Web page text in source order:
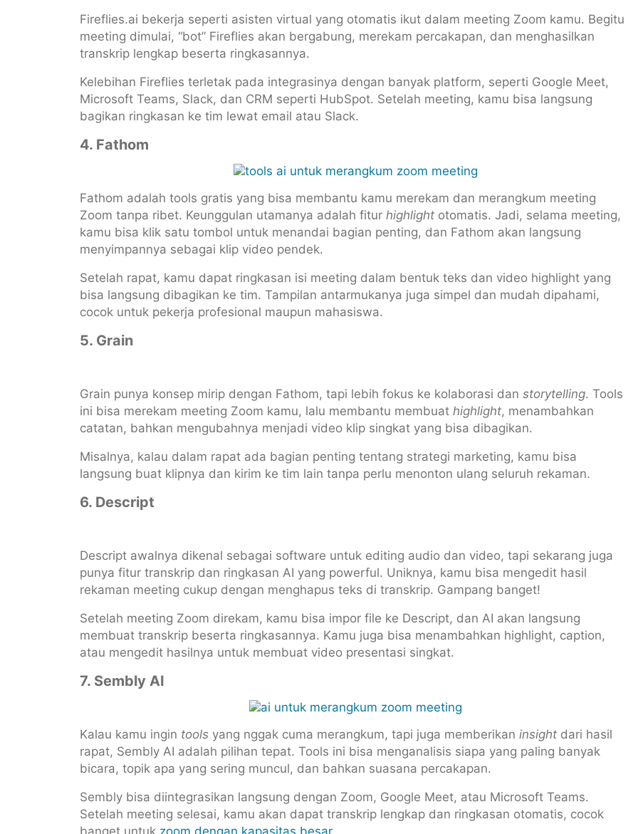
Fireflies.ai bekerja seperti asisten virtual yang otomatis ikut dalam meeting Zoom kamu. Begitu
meeting dimulai, “bot” Fireflies akan bergabung, merekam percakapan, dan menghasilkan
transkrip lengkap beserta ringkasannya.
Kelebihan Fireflies terletak pada integrasinya dengan banyak platform, seperti Google Meet,
Microsoft Teams, Slack, dan CRM seperti HubSpot. Setelah meeting, kamu bisa langsung
bagikan ringkasan ke tim lewat email atau Slack.
4. Fathom
Fathom adalah tools gratis yang bisa membantu kamu merekam dan merangkum meeting
Zoom tanpa ribet. Keunggulan utamanya adalah fitur highlight otomatis. Jadi, selama meeting,
kamu bisa klik satu tombol untuk menandai bagian penting, dan Fathom akan langsung
menyimpannya sebagai klip video pendek.
Setelah rapat, kamu dapat ringkasan isi meeting dalam bentuk teks dan video highlight yang
bisa langsung dibagikan ke tim. Tampilan antarmukanya juga simpel dan mudah dipahami,
cocok untuk pekerja profesional maupun mahasiswa.
5. Grain
Grain punya konsep mirip dengan Fathom, tapi lebih fokus ke kolaborasi dan storytelling. Tools
ini bisa merekam meeting Zoom kamu, lalu membantu membuat highlight, menambahkan
catatan, bahkan mengubahnya menjadi video klip singkat yang bisa dibagikan.
Misalnya, kalau dalam rapat ada bagian penting tentang strategi marketing, kamu bisa
langsung buat klipnya dan kirim ke tim lain tanpa perlu menonton ulang seluruh rekaman.
6. Descript
Descript awalnya dikenal sebagai software untuk editing audio dan video, tapi sekarang juga
punya fitur transkrip dan ringkasan AI yang powerful. Uniknya, kamu bisa mengedit hasil
rekaman meeting cukup dengan menghapus teks di transkrip. Gampang banget!
Setelah meeting Zoom direkam, kamu bisa impor file ke Descript, dan AI akan langsung
membuat transkrip beserta ringkasannya. Kamu juga bisa menambahkan highlight, caption,
atau mengedit hasilnya untuk membuat video presentasi singkat.
7. Sembly AI
Kalau kamu ingin tools yang nggak cuma merangkum, tapi juga memberikan insight dari hasil
rapat, Sembly AI adalah pilihan tepat. Tools ini bisa menganalisis siapa yang paling banyak
bicara, topik apa yang sering muncul, dan bahkan suasana percakapan.
Sembly bisa diintegrasikan langsung dengan Zoom, Google Meet, atau Microsoft Teams.
Setelah meeting selesai, kamu akan dapat transkrip lengkap dan ringkasan otomatis, cocok